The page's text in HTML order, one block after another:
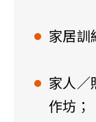
家居訓
家人／
作坊；